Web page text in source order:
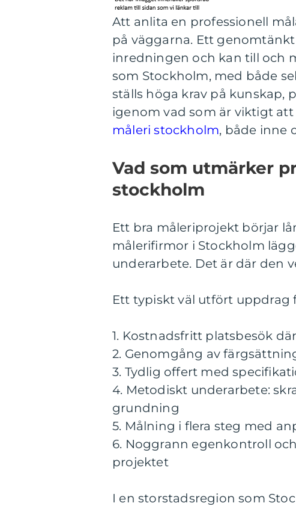
Att anlita en professionell
på väggarna. Ett
inredningen och kan till och
som Stockholm, med både
ställs höga krav på kunskap,
igenom vad som är viktigt
måleri stockholm, både inne
Vad som utmärker
stockholm
Ett bra måleriprojekt börjar
målerifirmor i Stockholm
underarbete. Det är där den
Ett typiskt väl utfört uppdrag
1. Kostnadsfritt platsbesök
2. Genomgång av
3. Tydlig offert med
4. Metodiskt underarbete:
grundning
5. Målning i flera steg med
6. Noggrann egenkontroll
projektet
I en storstadsregion som